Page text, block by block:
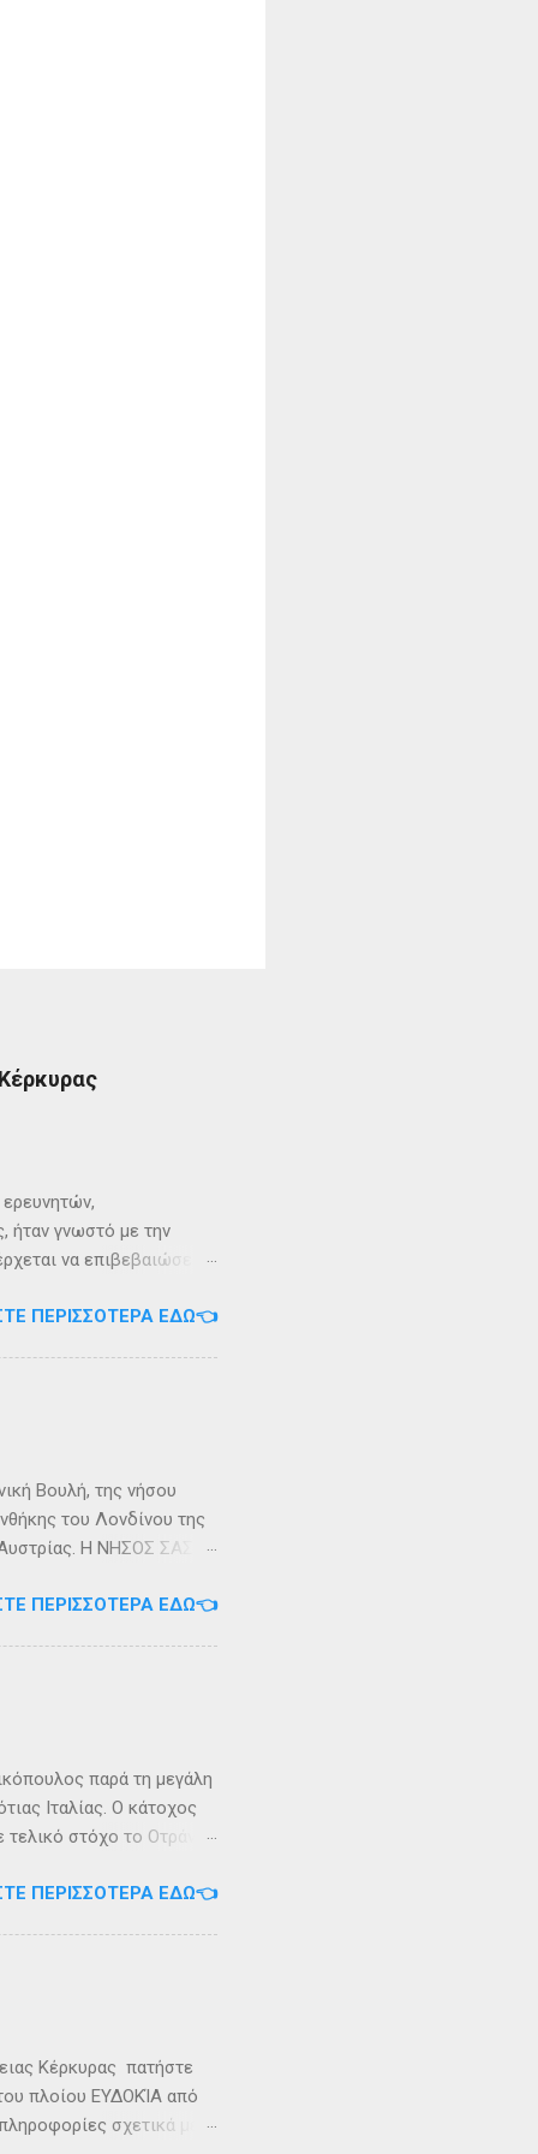
ήταν γνωστό με την
να επιβεβαιώσει
η οποία ζούσε σε μία
Φεύγωντας ο
ΠΕΡΙΣΣΌΤΕΡΑ ΕΔΏ👈
Βουλή, της νήσου
του Λονδίνου της
Αυστρίας. Η ΝΗΣΟΣ ΣΑΣΩΝ
περίπου 6 τ.χλμ.
του πολέμου ανάμεσα
ΠΕΡΙΣΣΌΤΕΡΑ ΕΔΏ👈
παρά τη μεγάλη
Ιταλίας. Ο κάτοχος
στόχο το Οτράντο
και οι συνθήκες
Ακολουθήστε μας στο
ΠΕΡΙΣΣΌΤΕΡΑ ΕΔΏ👈
Κέρκυρας πατήστε
πλοίου ΕΥΔΟΚΊΑ από
σχετικά με